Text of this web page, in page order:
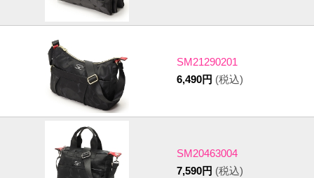
SM21290201
6,490円 (税込)
SM20463004
7,590円 (税込)